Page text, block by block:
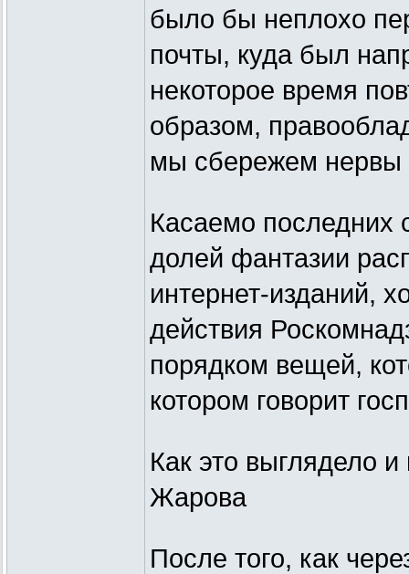
было бы неплохо
почты, куда был
некоторое время
образом,
мы сбережем нервы
Касаемо последних
долей фантазии
интернет-изданий,
действия
порядком вещей,
котором говорит
Как это выглядело
Жарова
После того, как